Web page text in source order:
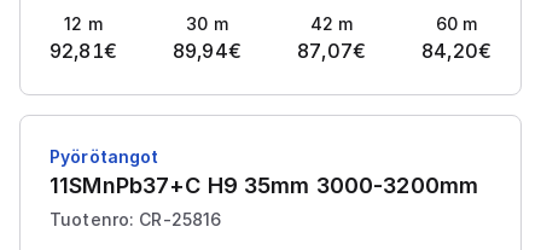
12 m
92,81€
30 m
89,94€
42 m
87,07€
60 m
84,20€
Pyörötangot
11SMnPb37+C H9 35mm 3000-3200mm
Tuotenro: CR-25816